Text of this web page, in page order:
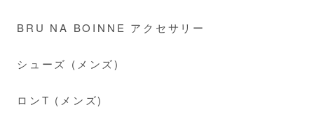
BRU NA BOINNE アクセサリー
シューズ (メンズ)
ロンT (メンズ)